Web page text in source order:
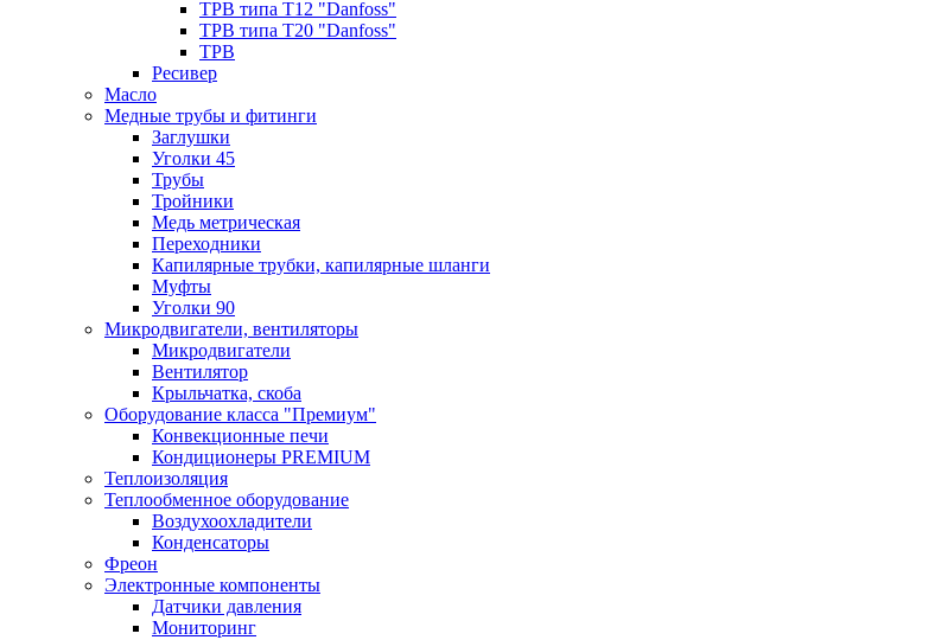
ТРВ типа Т12 "Danfoss"
ТРВ типа Т20 "Danfoss"
ТРВ
Ресивер
Масло
Медные трубы и фитинги
Заглушки
Уголки 45
Трубы
Тройники
Медь метрическая
Переходники
Капилярные трубки, капилярные шланги
Муфты
Уголки 90
Микродвигатели, вентиляторы
Микродвигатели
Вентилятор
Крыльчатка, скоба
Оборудование класса "Премиум"
Конвекционные печи
Кондиционеры PREMIUM
Теплоизоляция
Теплообменное оборудование
Воздухоохладители
Конденсаторы
Фреон
Электронные компоненты
Датчики давления
Мониторинг